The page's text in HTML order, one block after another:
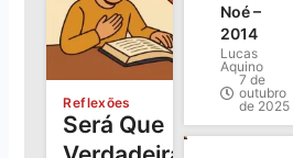
Reflexões
Será Que
Noé –
2014
Lucas
Aquino
7 de
outubro
de 2025